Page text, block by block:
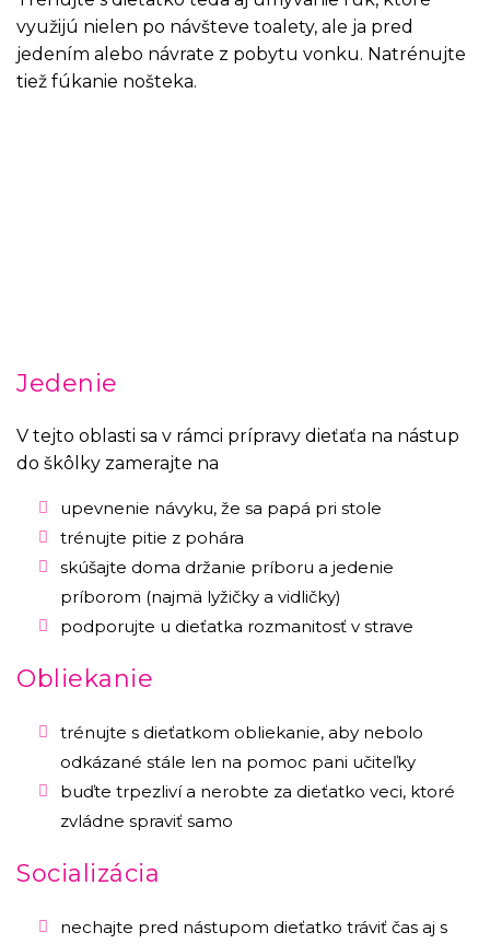
využijú nielen po návšteve toalety, ale ja pred
jedením alebo návrate z pobytu vonku. Natrénujte
tiež fúkanie nošteka.
Jedenie
V tejto oblasti sa v rámci prípravy dieťaťa na nástup
do škôlky zamerajte na
upevnenie návyku, že sa papá pri stole
trénujte pitie z pohára
skúšajte doma držanie príboru a jedenie
príborom (najmä lyžičky a vidličky)
podporujte u dieťatka rozmanitosť v strave
Obliekanie
trénujte s dieťatkom obliekanie, aby nebolo
odkázané stále len na pomoc pani učiteľky
buďte trpezliví a nerobte za dieťatko veci, ktoré
zvládne spraviť samo
Socializácia
⁠nechajte pred nástupom dieťatko tráviť čas aj s